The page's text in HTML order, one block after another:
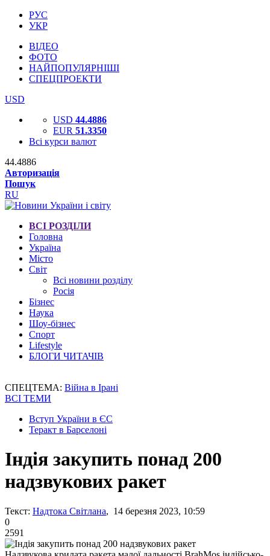
РУС
УКР
ВІДЕО
ФОТО
НАЙПОПУЛЯРНІШІ
СПЕЦПРОЕКТИ
USD
USD 44.4886
EUR 51.3350
Всі курси валют
44.4886
Авторизація
Пошук
RU
ВСІ РОЗДІЛИ
Головна
Україна
Місто
Світ
Всі новини розділу
Росія
Бізнес
Наука
Шоу-бізнес
Спорт
Lifestyle
БЛОГИ ЧИТАЧІВ
СПЕЦТЕМА: Війна в Ірані
ВСІ ТЕМИ
Вступ України в ЄС
Теракт в Барселоні
Індія закупить понад 200
надзвукових ракет
Текст: Надтока Світлана, 14 березня 2023, 10:59
0
2591